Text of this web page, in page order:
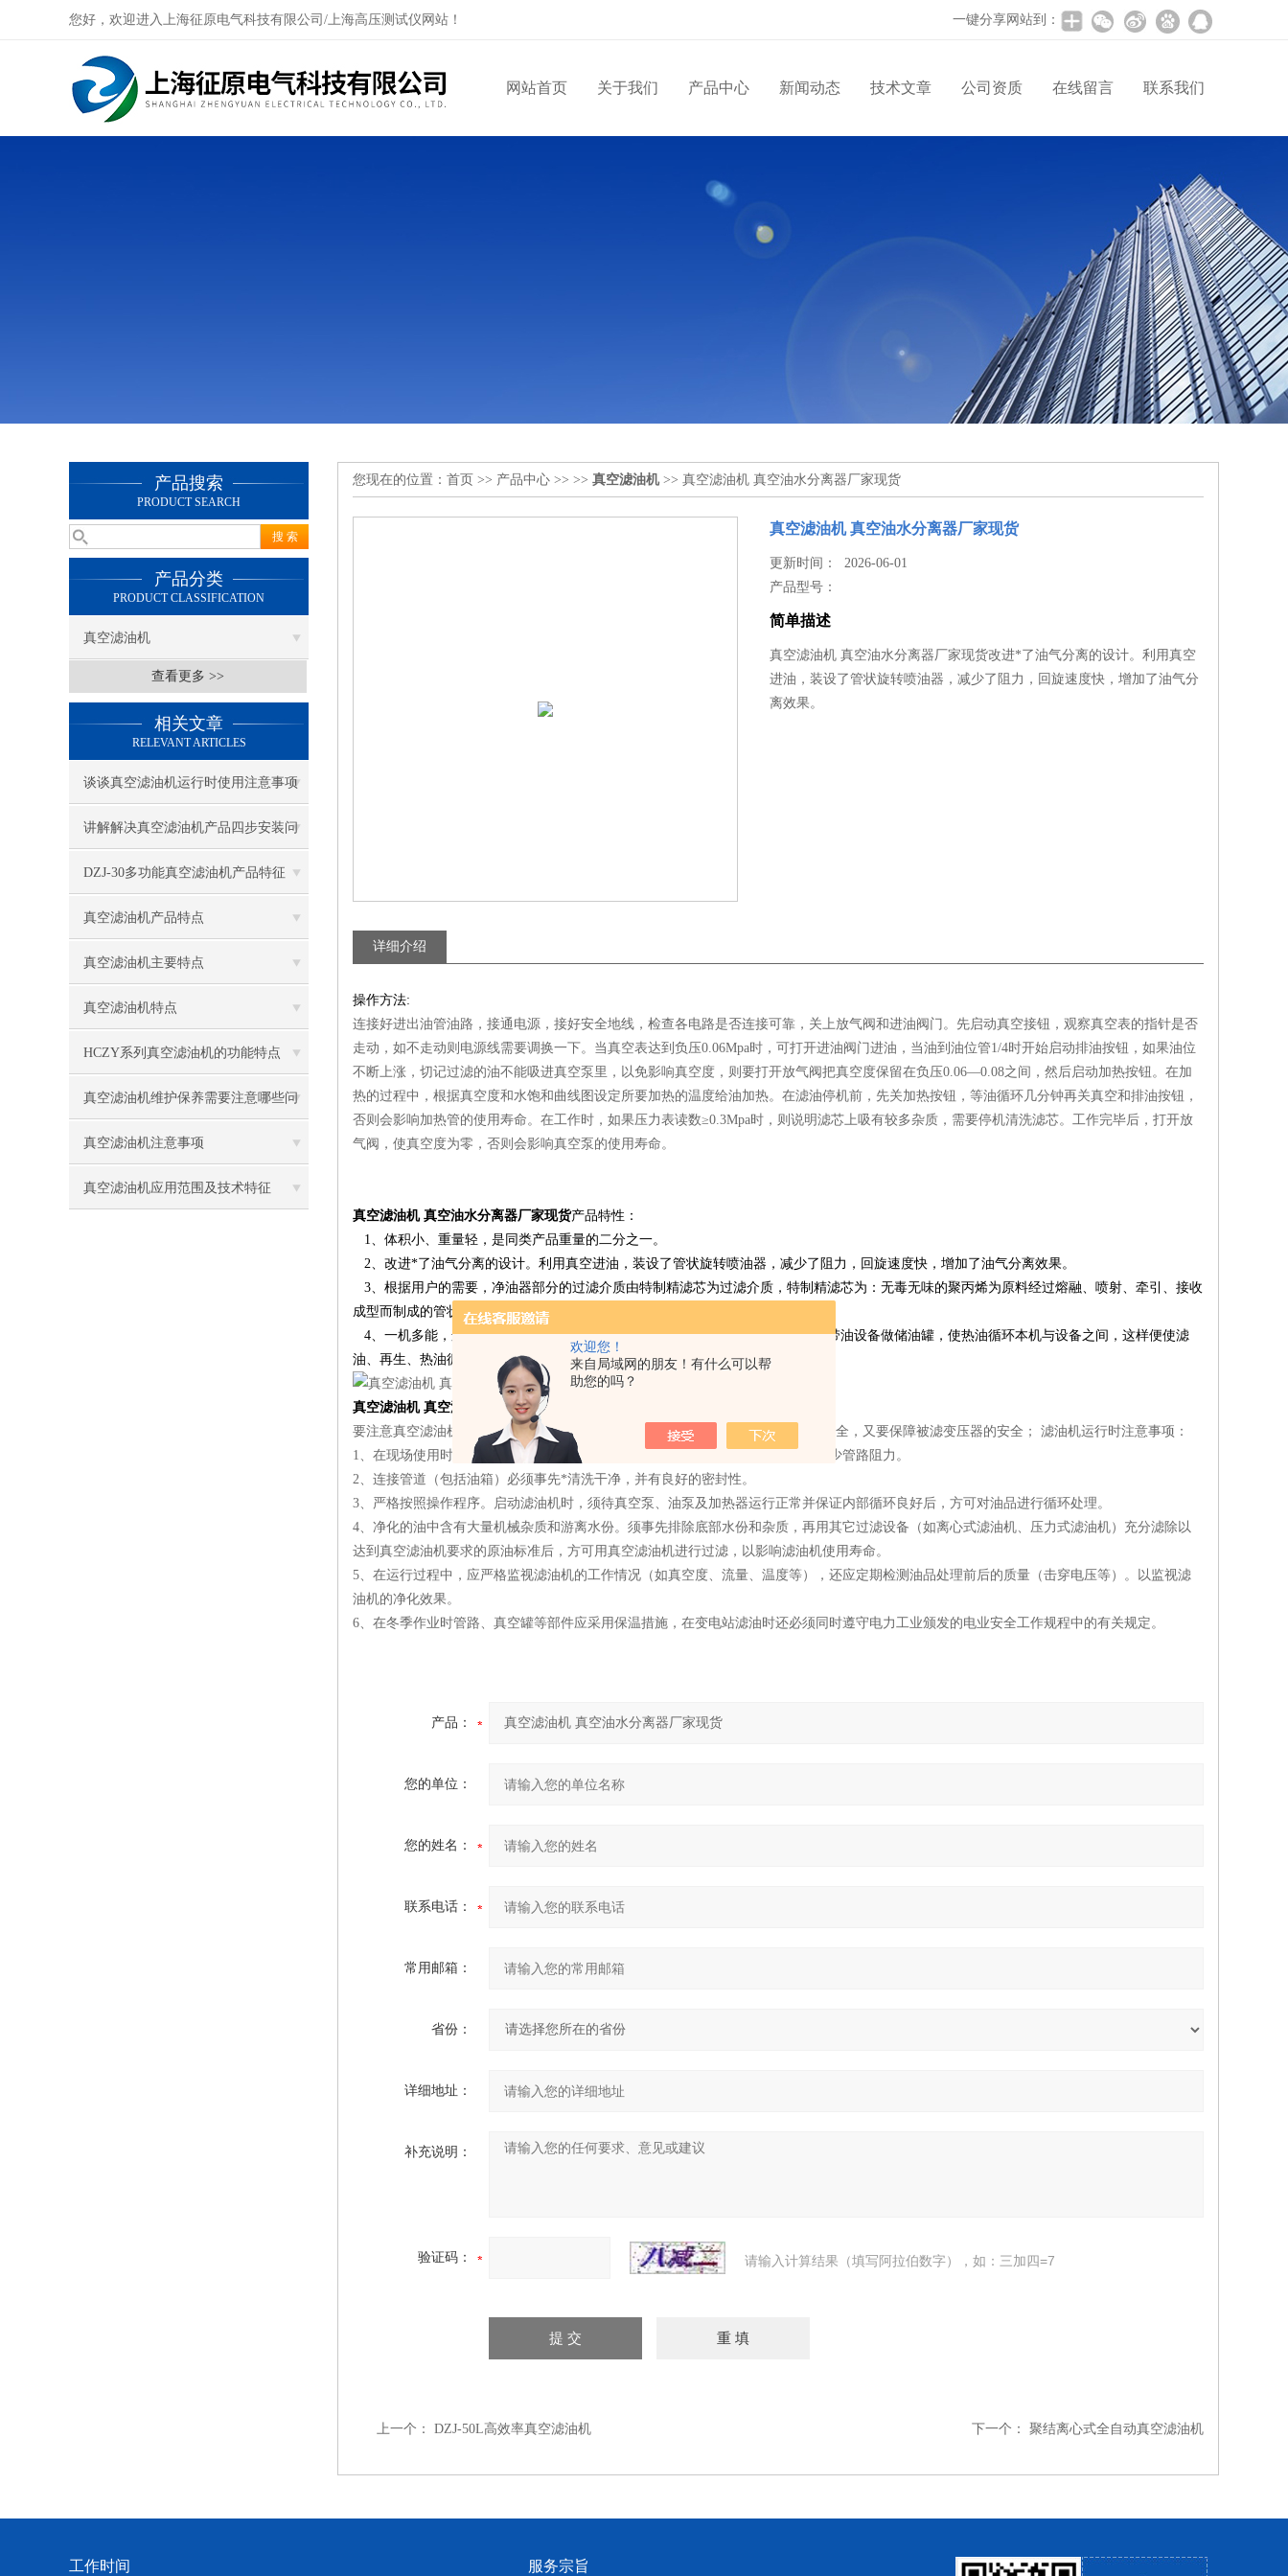
欢迎您！
来自局域网的朋友！有什么可以帮
助您的吗？
您好，欢迎进入上海征原电气科技有限公司/上海高压测试仪网站！ 一键分享网站到：
网站首页 关于我们 产品中心 新闻动态 技术文章 公司资质 在线留言 联系我们
产品搜索
PRODUCT SEARCH
产品分类
PRODUCT CLASSIFICATION
真空滤油机
查看更多 >>
相关文章
RELEVANT ARTICLES
谈谈真空滤油机运行时使用注意事项
讲解解决真空滤油机产品四步安装问
题
DZJ-30多功能真空滤油机产品特征
真空滤油机产品特点
真空滤油机主要特点
真空滤油机特点
HCZY系列真空滤油机的功能特点
真空滤油机维护保养需要注意哪些问
题
真空滤油机注意事项
真空滤油机应用范围及技术特征
您现在的位置： 首页 >> 产品中心 >> >> 真空滤油机>> 真空滤油机 真空油水分离器厂家现货
真空滤油机 真空油水分离器厂家现货
更新时间： 2026-06-01
产品型号：
简单描述
真空滤油机 真空油水分离器厂家现货改进*了油气分离的设计。利用真空
进油，装设了管状旋转喷油器，减少了阻力，回旋速度快，增加了油气分
离效果。
详细介绍
操作方法:
连接好进出油管油路，接通电源，接好安全地线，检查各电路是否连接可靠，关上放气阀和进油阀门。先启动真空接钮，观察真空表的指针是否
走动，如不走动则电源线需要调换一下。当真空表达到负压0.06Mpa时，可打开进油阀门进油，当油到油位管1/4时开始启动排油按钮，如果油位
不断上涨，切记过滤的油不能吸进真空泵里，以免影响真空度，则要打开放气阀把真空度保留在负压0.06—0.08之间，然后启动加热按钮。在加
热的过程中，根据真空度和水饱和曲线图设定所要加热的温度给油加热。在滤油停机前，先关加热按钮，等油循环几分钟再关真空和排油按钮，
否则会影响加热管的使用寿命。在工作时，如果压力表读数≥0.3Mpa时，则说明滤芯上吸有较多杂质，需要停机清洗滤芯。工作完毕后，打开放
气阀，使真空度为零，否则会影响真空泵的使用寿命。
真空滤油机 真空油水分离器厂家现货产品特性：
1、体积小、重量轻，是同类产品重量的二分之一。
2、改进*了油气分离的设计。利用真空进油，装设了管状旋转喷油器，减少了阻力，回旋速度快，增加了油气分离效果。
3、根据用户的需要，净油器部分的过滤介质由特制精滤芯为过滤介质，特制精滤芯为：无毒无味的聚丙烯为原料经过熔融、喷射、牵引、接收
成型而制成的管状滤芯。
4、一机多能，这是本机的一个重要特点。由于本机在现场使用，并利用原来的带油设备做储油罐，使热油循环本机与设备之间，这样便使滤
油、再生、热油循环干燥三种功能同时进行，省工、省时、确为一举三得。
真空滤油机 真空油水分离器厂家现货
要注意真空滤油机和其他类型滤油机的区别，即要保障滤油工作中人员、设备的安全，又要保障被滤变压器的安全； 滤油机运行时注意事项：
1、在现场使用时，滤油机应尽量靠近变压器或油罐，吸油管路不宜过长，尽量减少管路阻力。
2、连接管道（包括油箱）必须事先*清洗干净，并有良好的密封性。
3、严格按照操作程序。启动滤油机时，须待真空泵、油泵及加热器运行正常并保证内部循环良好后，方可对油品进行循环处理。
4、净化的油中含有大量机械杂质和游离水份。须事先排除底部水份和杂质，再用其它过滤设备（如离心式滤油机、压力式滤油机）充分滤除以
达到真空滤油机要求的原油标准后，方可用真空滤油机进行过滤，以影响滤油机使用寿命。
5、在运行过程中，应严格监视滤油机的工作情况（如真空度、流量、温度等），还应定期检测油品处理前后的质量（击穿电压等）。以监视滤
油机的净化效果。
6、在冬季作业时管路、真空罐等部件应采用保温措施，在变电站滤油时还必须同时遵守电力工业颁发的电业安全工作规程中的有关规定。
产品：
您的单位：
您的姓名：
联系电话：
常用邮箱：
省份：
详细地址：
补充说明：
验证码： 请输入计算结果（填写阿拉伯数字），如：三加四=7
上一个： DZJ-50L高效率真空滤油机 下一个： 聚结离心式全自动真空滤油机
工作时间 服务宗旨